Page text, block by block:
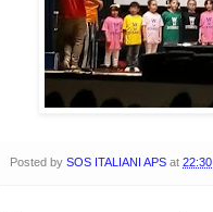
Posted by SOS ITALIANI APS at 22:30